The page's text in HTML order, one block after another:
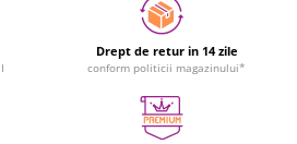
Drept de retur in 14 zile
conform politicii magazinului*